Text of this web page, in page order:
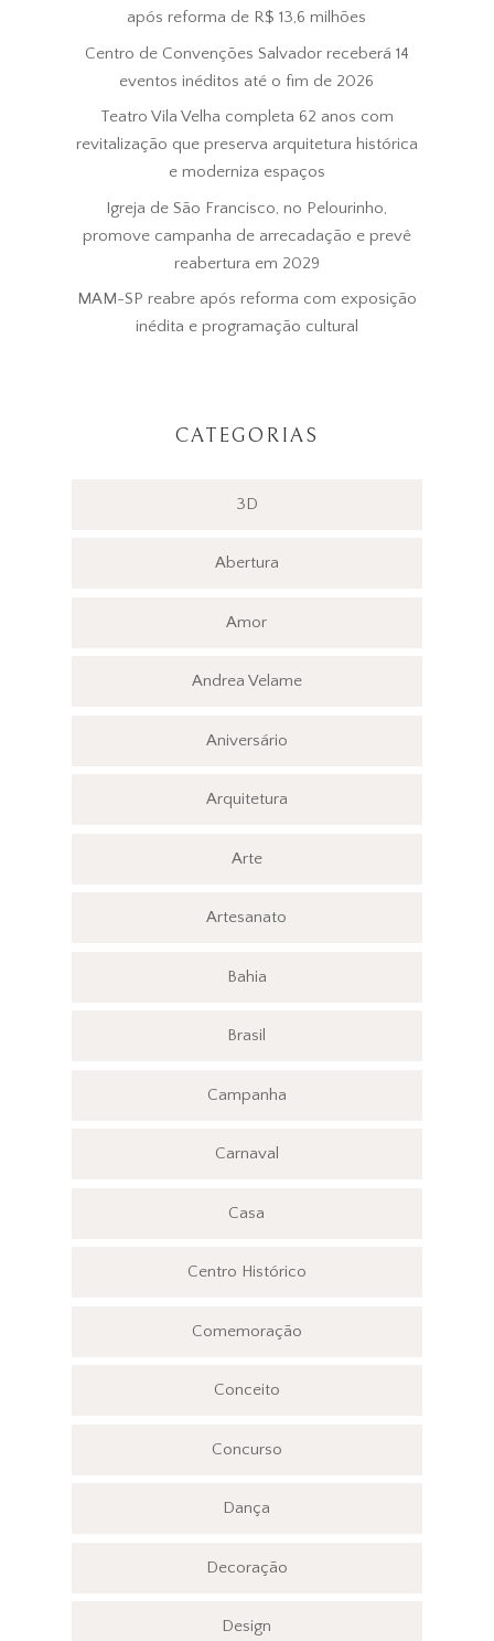
após reforma de R$ 13,6 milhões
Centro de Convenções Salvador receberá 14
eventos inéditos até o fim de 2026
Teatro Vila Velha completa 62 anos com
revitalização que preserva arquitetura histórica
e moderniza espaços
Igreja de São Francisco, no Pelourinho,
promove campanha de arrecadação e prevê
reabertura em 2029
MAM-SP reabre após reforma com exposição
inédita e programação cultural
CATEGORIAS
3D
Abertura
Amor
Andrea Velame
Aniversário
Arquitetura
Arte
Artesanato
Bahia
Brasil
Campanha
Carnaval
Casa
Centro Histórico
Comemoração
Conceito
Concurso
Dança
Decoração
Design